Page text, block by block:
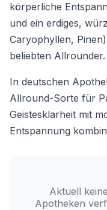
körperliche
und ein erdiges,
Caryophyllen,
beliebten Allrounder.
In deutschen
Allround-Sorte für
Geistesklarheit mit
Entspannung
Aktuell
Apotheken